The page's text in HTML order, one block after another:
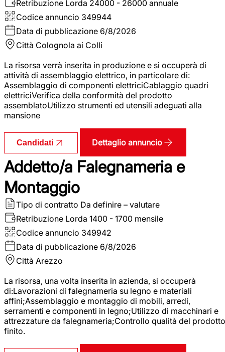
Retribuzione Lorda 24000 - 26000 annuale
Codice annuncio 349944
Data di pubblicazione 6/8/2026
Città Colognola ai Colli
La risorsa verrà inserita in produzione e si occuperà di
attività di assemblaggio elettrico, in particolare di:
Assemblaggio di componenti elettriciCablaggio quadri
elettriciVerifica della conformità del prodotto
assemblatoUtilizzo strumenti ed utensili adeguati alla
mansione
Candidati Dettaglio annuncio
Addetto/a Falegnameria e
Montaggio
Tipo di contratto Da definire – valutare
Retribuzione Lorda 1400 - 1700 mensile
Codice annuncio 349942
Data di pubblicazione 6/8/2026
Città Arezzo
La risorsa, una volta inserita in azienda, si occuperà
di:Lavorazioni di falegnameria su legno e materiali
affini;Assemblaggio e montaggio di mobili, arredi,
serramenti e componenti in legno;Utilizzo di macchinari e
attrezzature da falegnameria;Controllo qualità del prodotto
finito.